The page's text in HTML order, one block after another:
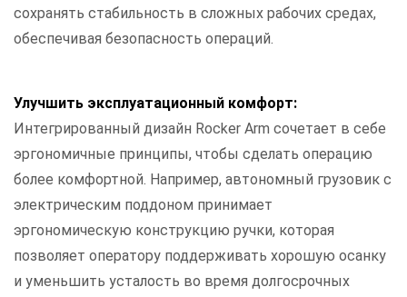
сохранять стабильность в сложных рабочих средах,
обеспечивая безопасность операций.
Улучшить эксплуатационный комфорт:
Интегрированный дизайн Rocker Arm сочетает в себе
эргономичные принципы, чтобы сделать операцию
более комфортной. Например, автономный грузовик с
электрическим поддоном принимает
эргономическую конструкцию ручки, которая
позволяет оператору поддерживать хорошую осанку
и уменьшить усталость во время долгосрочных